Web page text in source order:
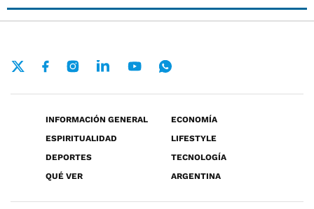
INFORMACIÓN GENERAL
ECONOMÍA
ESPIRITUALIDAD
LIFESTYLE
DEPORTES
TECNOLOGÍA
QUÉ VER
ARGENTINA